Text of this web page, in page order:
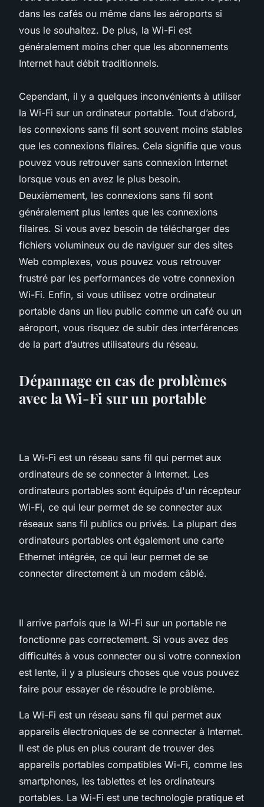
dans les cafés ou même dans les aéroports si
vous le souhaitez. De plus, la Wi-Fi est
généralement moins cher que les abonnements
Internet haut débit traditionnels.
Cependant, il y a quelques inconvénients à utiliser
la Wi-Fi sur un ordinateur portable. Tout d’abord,
les connexions sans fil sont souvent moins stables
que les connexions filaires. Cela signifie que vous
pouvez vous retrouver sans connexion Internet
lorsque vous en avez le plus besoin.
Deuxièmement, les connexions sans fil sont
généralement plus lentes que les connexions
filaires. Si vous avez besoin de télécharger des
fichiers volumineux ou de naviguer sur des sites
Web complexes, vous pouvez vous retrouver
frustré par les performances de votre connexion
Wi-Fi. Enfin, si vous utilisez votre ordinateur
portable dans un lieu public comme un café ou un
aéroport, vous risquez de subir des interférences
de la part d’autres utilisateurs du réseau.
Dépannage en cas de problèmes
avec la Wi-Fi sur un portable
La Wi-Fi est un réseau sans fil qui permet aux
ordinateurs de se connecter à Internet. Les
ordinateurs portables sont équipés d'un récepteur
Wi-Fi, ce qui leur permet de se connecter aux
réseaux sans fil publics ou privés. La plupart des
ordinateurs portables ont également une carte
Ethernet intégrée, ce qui leur permet de se
connecter directement à un modem câblé.
Il arrive parfois que la Wi-Fi sur un portable ne
fonctionne pas correctement. Si vous avez des
difficultés à vous connecter ou si votre connexion
est lente, il y a plusieurs choses que vous pouvez
faire pour essayer de résoudre le problème.
La Wi-Fi est un réseau sans fil qui permet aux
appareils électroniques de se connecter à Internet.
Il est de plus en plus courant de trouver des
appareils portables compatibles Wi-Fi, comme les
smartphones, les tablettes et les ordinateurs
portables. La Wi-Fi est une technologie pratique et